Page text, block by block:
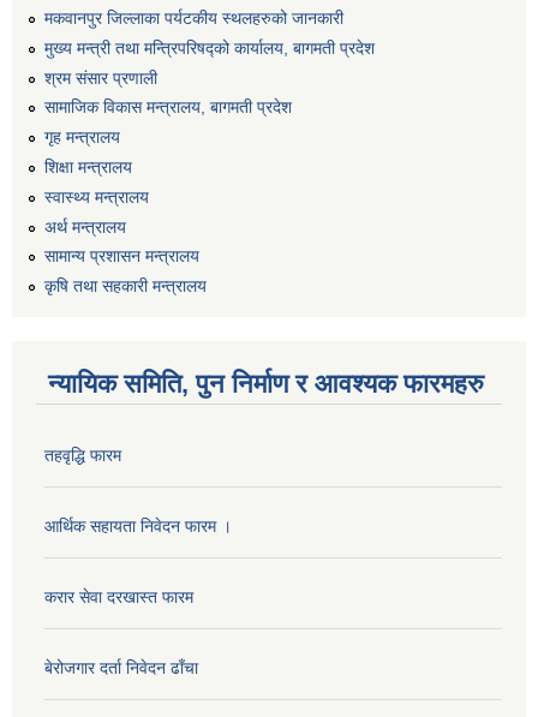
मकवानपुर जिल्लाका पर्यटकीय स्थलहरुको जानकारी
मुख्य मन्त्री तथा मन्त्रिपरिषद्को कार्यालय, बागमती प्रदेश
श्रम संसार प्रणाली
सामाजिक विकास मन्त्रालय, बागमती प्रदेश
गृह मन्त्रालय
शिक्षा मन्त्रालय
स्वास्थ्य मन्त्रालय
अर्थ मन्त्रालय
सामान्य प्रशासन मन्त्रालय
कृषि तथा सहकारी मन्त्रालय
न्यायिक समिति, पुन निर्माण र आवश्यक फारमहरु
तहवृद्धि फारम
आर्थिक सहायता निवेदन फारम ।
करार सेवा दरखास्त फारम
बेरोजगार दर्ता निवेदन ढाँचा